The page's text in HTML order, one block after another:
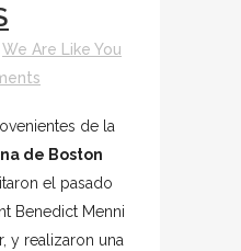
We Are Like You
de la
de Boston
el pasado
Benedict Menni
y realizaron una